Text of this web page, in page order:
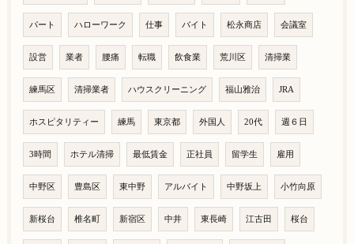
パート ハローワーク 仕事 バイト 松永商店 会議室
設営 業者 腰痛 転職 飲食業 荒川区 清掃業
練馬区 清掃業者 ハウスクリーニング 福山雅治 JRA
ホスピタリティー 練馬 東京都 外国人 20代 週６日
3時間 ホテル清掃 最低賃金 正社員 留学生 雇用
中野区 豊島区 東中野 アルバイト 中野坂上 小竹向原
新桜台 椎名町 新宿区 中井 東長崎 江古田 桜台